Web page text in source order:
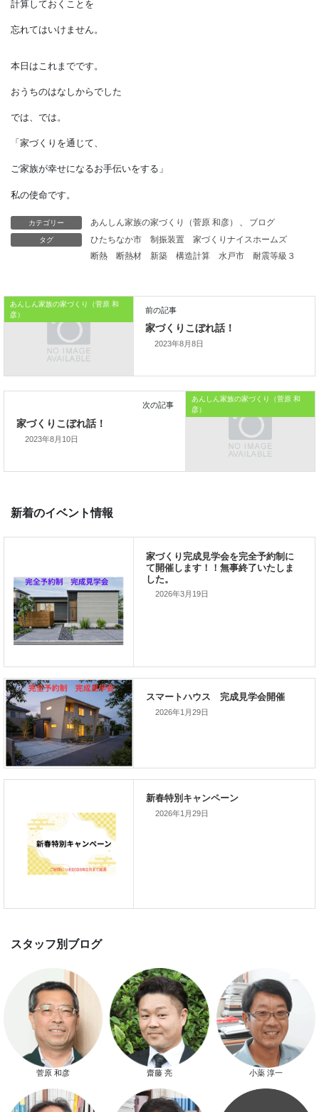
保険で貸し付けの信用が
知らなくても商売ができます。
でも、
命の価値とは別に、
しっかり家の価値も
計算しておくことを
本日はこれまでです。
おうちのはなしからでした
では、では。
ご家族が幸せになるお手伝いをする」
カテゴリー あんしん家族の家づくり（菅原 和彦）
ブログ
タグ
ひたちなか市 制振装置
家づくりナイスホームズ
断熱
断熱材 新築 構造計算 水戸市 耐震等級３
あんしん家族の家づくり（菅原 和
彦）
前の記事
2023年8月8日
あんしん家族の家づくり（菅原 和
彦）
次の記事
家づくりこぼれ話！
2023年8月10日
新着のイベント情報
2026年3月19日
スマートハウス 完成見学会開催
2026年1月29日
2026年1月29日
菅原 和彦 齋藤 亮 小薬 淳一